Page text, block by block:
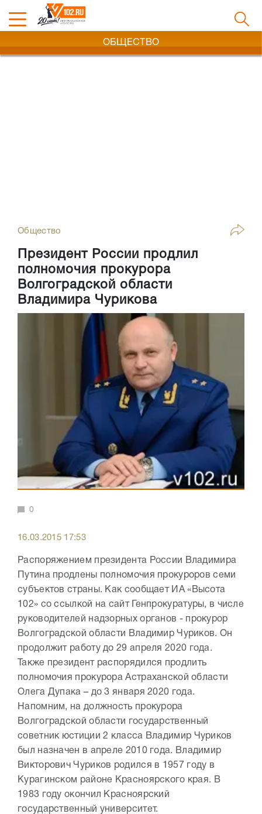
ОБЩЕСТВО
Общество
Президент России продлил
полномочия прокурора
Волгоградской области
Владимира Чурикова
0
16.03.2015 17:53
Распоряжением президента России Владимира
Путина продлены полномочия прокуроров семи
субъектов страны. Как сообщает ИА «Высота
102» со ссылкой на сайт Генпрокуратуры, в числе
руководителей надзорных органов - прокурор
Волгоградской области Владимир Чуриков. Он
продолжит работу до 29 апреля 2020 года.
Также президент распорядился продлить
полномочия прокурора Астраханской области
Олега Дупака – до 3 января 2020 года.
Напомним, на должность прокурора
Волгоградской области государственный
советник юстиции 2 класса Владимир Чуриков
был назначен в апреле 2010 года. Владимир
Викторович Чуриков родился в 1957 году в
Курагинском районе Красноярского края. В
1983 году окончил Красноярский
государственный университет.